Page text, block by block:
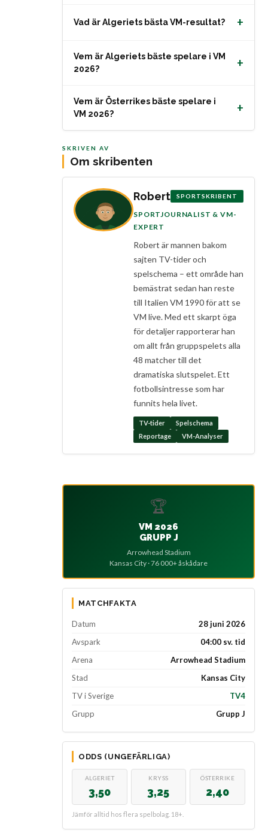
Vad är Algeriets bästa VM-resultat? +
Vem är Algeriets bäste spelare i VM
2026?
+
Vem är Österrikes bäste spelare i
VM 2026?
+
SKRIVEN AV
Om skribenten
Robert SPORTSKRIBENT
SPORTJOURNALIST & VM-
EXPERT
Robert är mannen bakom
sajten TV-tider och
spelschema – ett område han
bemästrat sedan han reste
till Italien VM 1990 för att se
VM live. Med ett skarpt öga
för detaljer rapporterar han
om allt från gruppspelets alla
48 matcher till det
dramatiska slutspelet. Ett
fotbollsintresse som har
funnits hela livet.
TV-tider
Spelschema
Reportage
VM-Analyser
🏆
VM 2026
GRUPP J
Arrowhead Stadium
Kansas City · 76 000+ åskådare
MATCHFAKTA
Datum
28 juni 2026
Avspark
04:00 sv. tid
Arena
Arrowhead Stadium
Stad
Kansas City
TV i Sverige
TV4
Grupp
Grupp J
ODDS (UNGEFÄRLIGA)
ALGERIET
3,50
KRYSS
3,25
ÖSTERRIKE
2,40
Jämför alltid hos flera spelbolag. 18+.